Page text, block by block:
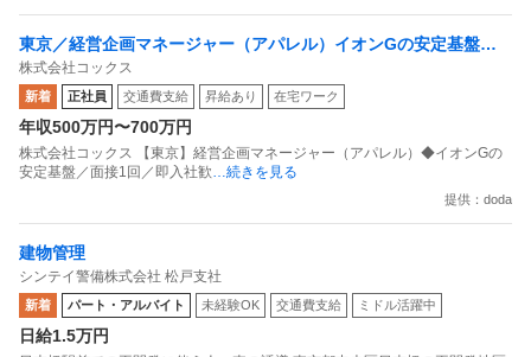
東京／経営企画マネージャー（アパレル）イオンGの安定基盤／
面接1回／即入社歓迎
株式会社コックス
新着 正社員 交通費支給 昇給あり 在宅ワーク
年収500万円〜700万円
株式会社コックス 【東京】経営企画マネージャー（アパレル）◆イオンGの
安定基盤／面接1回／即入社歓 …続きを見る
提供：doda
建物管理
シンテイ警備株式会社 松戸支社
新着 パート・アルバイト 未経験OK 交通費支給 ミドル活躍中
日給1.5万円